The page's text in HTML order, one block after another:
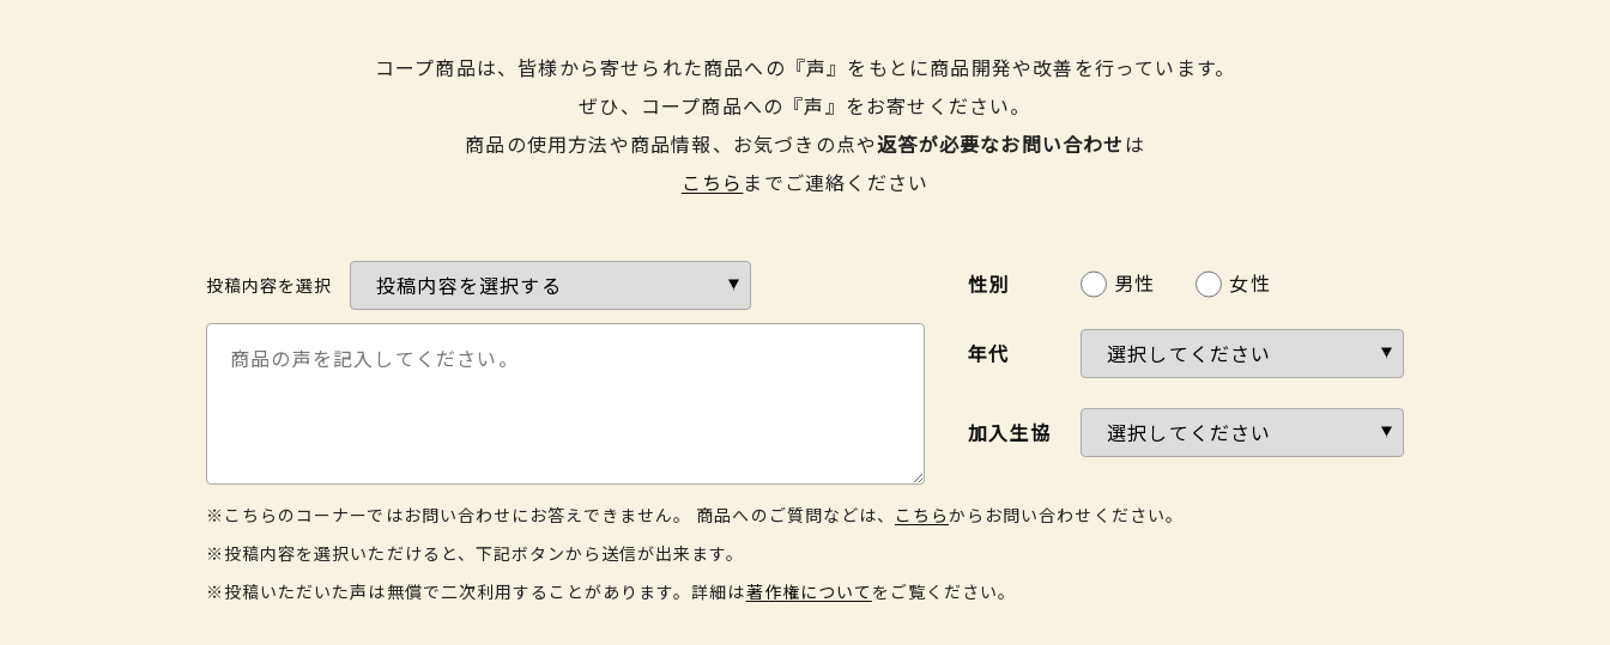
コープ商品は、皆様から寄せられた商品への『声』をもとに商品開発や改善を行っています。
ぜひ、コープ商品への『声』をお寄せください。
商品の使用方法や商品情報、お気づきの点や返答が必要なお問い合わせは
こちら までご連絡ください
投稿内容を選択 性別 男性 女性
年代
加入生協
※こちらのコーナーではお問い合わせにお答えできません。 商品へのご質問などは、 こちらからお問い合わせください。
※投稿内容を選択いただけると、下記ボタンから送信が出来ます。
※投稿いただいた声は無償で二次利用することがあります。詳細は著作権について をご覧ください。